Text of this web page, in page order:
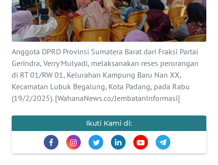
Anggota DPRD Provinsi Sumatera Barat dari Fraksi Partai
Gerindra, Verry Mulyadi, melaksanakan reses perorangan
di RT 01/RW 01, Kelurahan Kampung Baru Nan XX,
Kecamatan Lubuk Begalung, Kota Padang, pada Rabu
(19/2/2025). [WahanaNews.co/JembatanInformasi]
Ikuti Kami di:
BERITA
KONTAK
KAMI
INFO
IKLAN
TENTANG
PEDOMAN